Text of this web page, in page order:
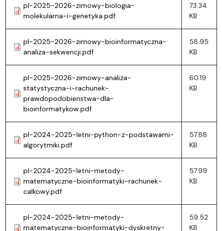
pl-2025-2026-zimowy-biologia-
molekularna-i-genetyka.pdf
73.34
KB
pl-2025-2026-zimowy-bioinformatyczna-
analiza-sekwencji.pdf
58.95
KB
pl-2025-2026-zimowy-analiza-
statystyczna-i-rachunek-
prawdopodobienstwa-dla-
bioinformatykow.pdf
60.19
KB
pl-2024-2025-letni-python-z-podstawami-
algorytmiki.pdf
57.88
KB
pl-2024-2025-letni-metody-
matematyczne-bioinformatyki-rachunek-
calkowy.pdf
57.99
KB
pl-2024-2025-letni-metody-
matematyczne-bioinformatyki-dyskretny-
59.52
KB